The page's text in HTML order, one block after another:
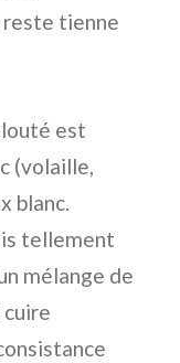
reste tienne
est
(volaille,
blanc.
tellement
mélange de